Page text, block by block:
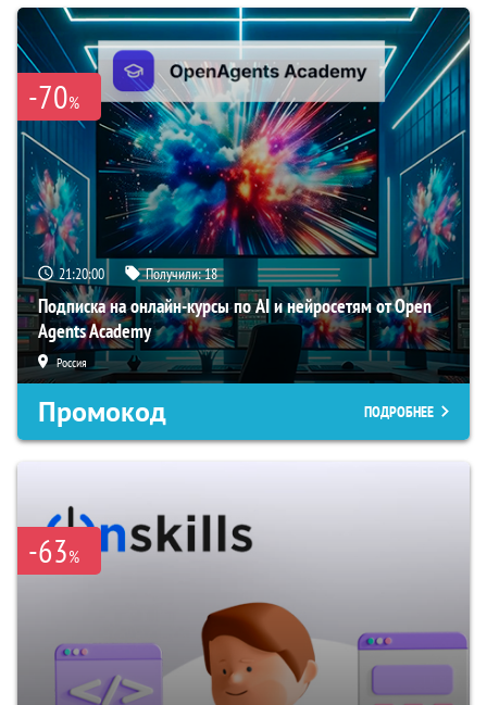
-70%
21:19:59 Получили:18
Подписка на онлайн-курсы по AI и нейросетям от Open
Agents Academy
Россия
Промокод ПОДРОБНЕЕ
-63%